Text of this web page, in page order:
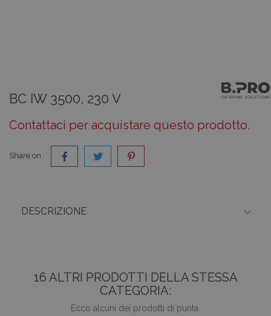
BC IW 3500, 230 V
Contattaci per acquistare questo prodotto.
Share on :
DESCRIZIONE 
16 ALTRI PRODOTTI DELLA STESSA
CATEGORIA:
Ecco alcuni dei prodotti di punta.